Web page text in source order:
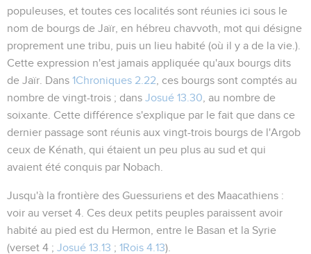
populeuses, et toutes ces localités sont réunies ici sous le
nom de bourgs de Jaïr , en hébreu chavvoth , mot qui désigne
proprement une tribu, puis un lieu habité (où il y a de la vie.).
Cette expression n'est jamais appliquée qu'aux bourgs dits
de Jaïr. Dans 1Chroniques 2.22 , ces bourgs sont comptés au
nombre de vingt-trois ; dans Josué 13.30 , au nombre de
soixante. Cette différence s'explique par le fait que dans ce
dernier passage sont réunis aux vingt-trois bourgs de l'Argob
ceux de Kénath, qui étaient un peu plus au sud et qui
avaient été conquis par Nobach.
Jusqu'à la frontière des Guessuriens et des Maacathiens :
voir au verset 4. Ces deux petits peuples paraissent avoir
habité au pied est du Hermon, entre le Basan et la Syrie
(verset 4 ; Josué 13.13 ; 1Rois 4.13).